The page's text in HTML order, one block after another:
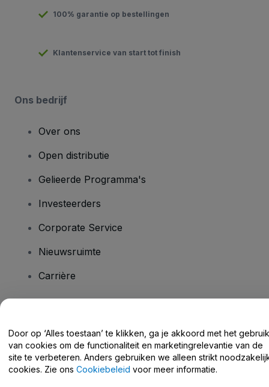
100% garantie op bestellingen
Klantenservice van start tot finish
Ons bedrijf
Over ons
Open distributie
Gelieerde Programma's
Investeerders
Corporate Service
Nieuwsruimte
Carrière
Helpcentrum / Neem Contact Met Ons Op
Door op ‘Alles toestaan’ te klikken, ga je akkoord met het gebruik
van cookies om de functionaliteit en marketingrelevantie van de
site te verbeteren. Anders gebruiken we alleen strikt
cookies. Zie ons Cookiebeleid voor meer informatie.